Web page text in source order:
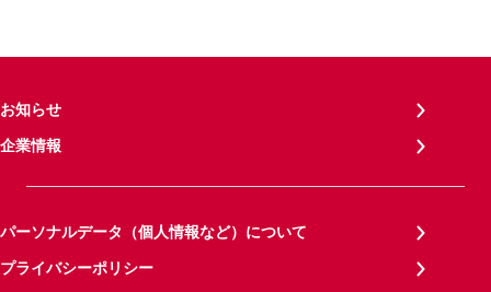
お知らせ
企業情報
パーソナルデータ（個人情報など）について
プライバシーポリシー